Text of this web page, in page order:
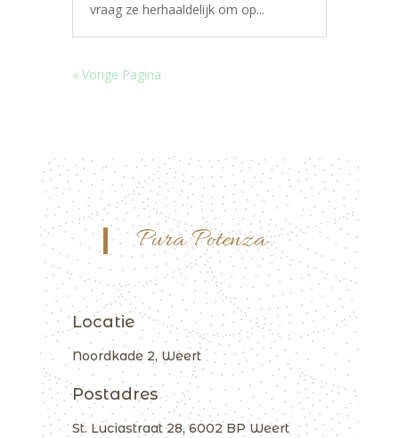
vraag ze herhaaldelijk om op...
« Vorige Pagina
Pura Potenza
Locatie
Noordkade 2, Weert
Postadres
St. Luciastraat 28, 6002 BP Weert